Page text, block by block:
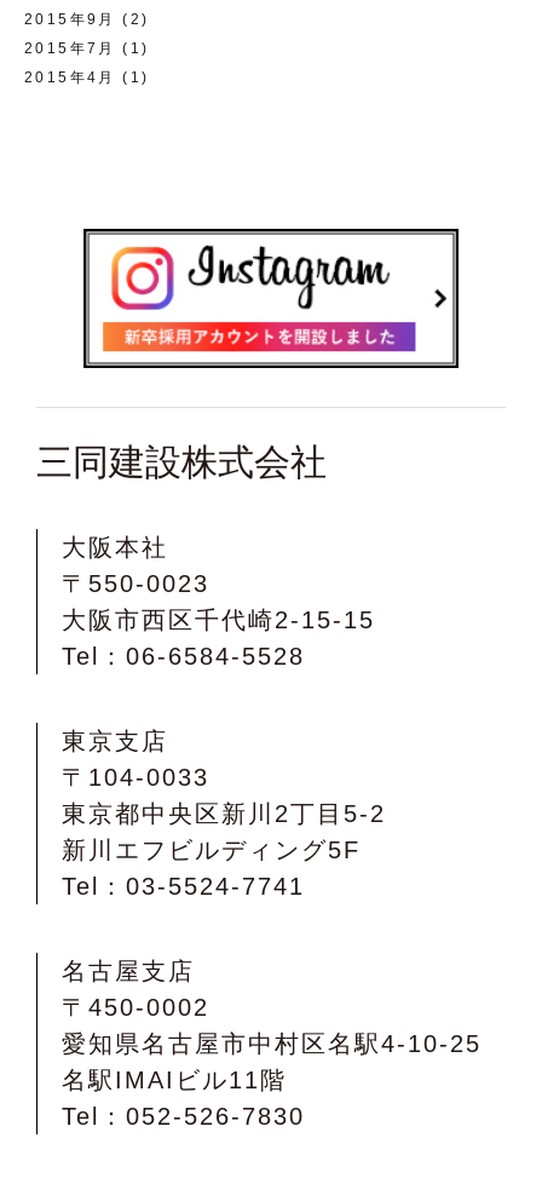
2015年9月
(2)
2015年7月
(1)
2015年4月
(1)
三同建設株式会社
大阪本社
〒550-0023
大阪市西区千代崎2-15-15
Tel：06-6584-5528
東京支店
〒104-0033
東京都中央区新川2丁目5-2
新川エフビルディング5F
Tel：03-5524-7741
名古屋支店
〒450-0002
愛知県名古屋市中村区名駅4-10-25
名駅IMAIビル11階
Tel：052-526-7830